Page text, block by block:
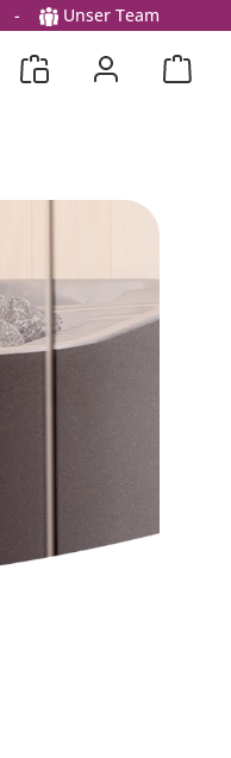
- Unser Team